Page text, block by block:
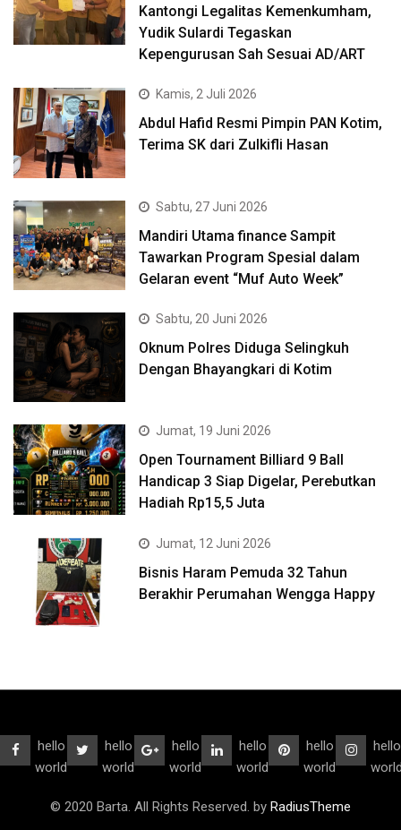
Kantongi Legalitas Kemenkumham,
Yudik Sulardi Tegaskan
Kepengurusan Sah Sesuai AD/ART
Kamis, 2 Juli 2026
Abdul Hafid Resmi Pimpin PAN Kotim,
Terima SK dari Zulkifli Hasan
Sabtu, 27 Juni 2026
Mandiri Utama finance Sampit
Tawarkan Program Spesial dalam
Gelaran event “Muf Auto Week”
Sabtu, 20 Juni 2026
Oknum Polres Diduga Selingkuh
Dengan Bhayangkari di Kotim
Jumat, 19 Juni 2026
Open Tournament Billiard 9 Ball
Handicap 3 Siap Digelar, Perebutkan
Hadiah Rp15,5 Juta
Jumat, 12 Juni 2026
Bisnis Haram Pemuda 32 Tahun
Berakhir Perumahan Wengga Happy
hello
world
hello
world
hello
world
hello
world
hello
world
hello
© 2020 Barta. All Rights Reserved. by RadiusTheme